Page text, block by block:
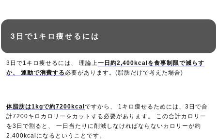
3日で1キロ痩せるには
3日で1キロ痩せるには、 理論上一日約2,400kcalを食事制限で減らす
か、 運動で消費する 必要があります。(脂肪だけで考えた場合)
体脂肪は1kgで約7200kcalですから、 1キロ痩せるためには、3日で合
計7200キロカロリーをカットする必要があります。 この合計カロリー
を3日で割ると、 一日当たりに削減しなければならないカロリーが約
2,400kcalになるということです。